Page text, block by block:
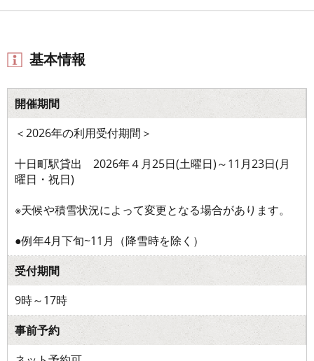
基本情報
開催期間
＜2026年の利用受付期間＞
十日町駅貸出 2026年４月25日(土曜日)～11月23日(月
曜日・祝日)
※天候や積雪状況によって変更となる場合があります。
●例年4月下旬~11月（降雪時を除く）
受付期間
9時～17時
事前予約